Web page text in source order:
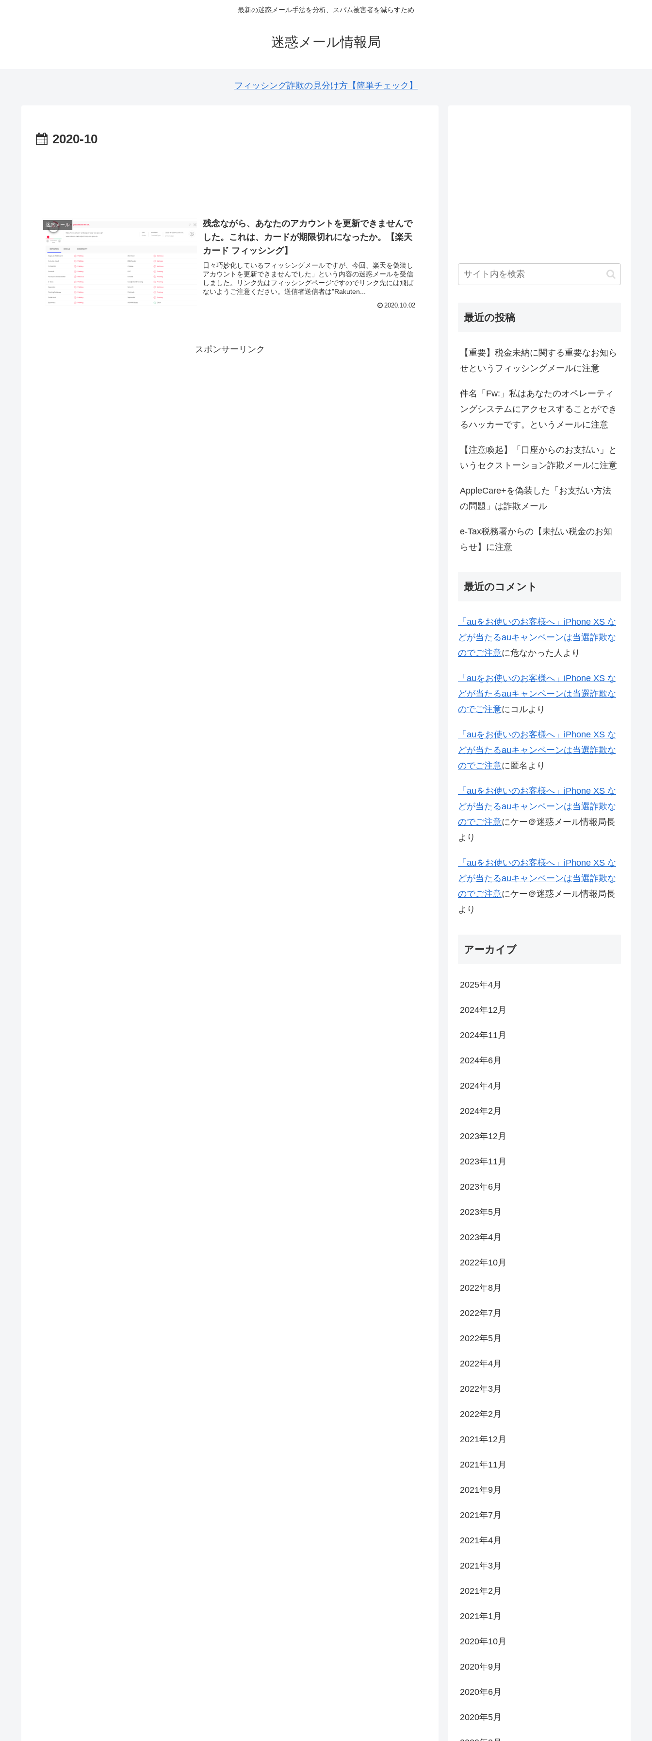
最新の迷惑メール手法を分析、スパム被害者を減らすため
迷惑メール情報局
フィッシング詐欺の見分け方【簡単チェック】
2020-10
迷惑メール
残念ながら、あなたのアカウントを更新できませんで
した。これは、カードが期限切れになったか。【楽天
カード フィッシング】
日々巧妙化しているフィッシングメールですが、今回、楽天を偽装し
アカウントを更新できませんでした」という内容の迷惑メールを受信
しました。リンク先はフィッシングページですのでリンク先には飛ば
ないようご注意ください。送信者送信者は"Rakuten...
2020.10.02
スポンサーリンク
最近の投稿
【重要】税金未納に関する重要なお知ら
せというフィッシングメールに注意
件名「Fw:」私はあなたのオペレーティ
ングシステムにアクセスすることができ
るハッカーです。というメールに注意
【注意喚起】「口座からのお支払い」と
いうセクストーション詐欺メールに注意
AppleCare+を偽装した「お支払い方法
の問題」は詐欺メール
e-Tax税務署からの【未払い税金のお知
らせ】に注意
最近のコメント
「auをお使いのお客様へ」iPhone XS な
どが当たるauキャンペーンは当選詐欺な
のでご注意に危なかった人 より
「auをお使いのお客様へ」iPhone XS な
どが当たるauキャンペーンは当選詐欺な
のでご注意にコルより
「auをお使いのお客様へ」iPhone XS な
どが当たるauキャンペーンは当選詐欺な
のでご注意に匿名 より
「auをお使いのお客様へ」iPhone XS な
どが当たるauキャンペーンは当選詐欺な
のでご注意にケー＠迷惑メール情報局長
より
「auをお使いのお客様へ」iPhone XS な
どが当たるauキャンペーンは当選詐欺な
のでご注意にケー＠迷惑メール情報局長
より
アーカイブ
2025年4月
2024年12月
2024年11月
2024年6月
2024年4月
2024年2月
2023年12月
2023年11月
2023年6月
2023年5月
2023年4月
2022年10月
2022年8月
2022年7月
2022年5月
2022年4月
2022年3月
2022年2月
2021年12月
2021年11月
2021年9月
2021年7月
2021年4月
2021年3月
2021年2月
2021年1月
2020年10月
2020年9月
2020年6月
2020年5月